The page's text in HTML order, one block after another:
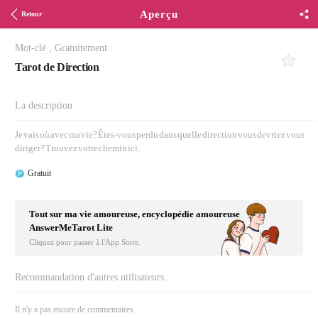
Retour Aperçu
Mot-clé , Gratuitement
Tarot de Direction
La description
Je vais où avec ma vie? Êtes-vous perdu dans quelle direction vous devriez vous
diriger? Trouvez votre chemin ici.
Gratuit
Tout sur ma vie amoureuse, encyclopédie amoureuse
AnswerMeTarot Lite
Cliquez pour passer à l'App Store.
Recommandation d'autres utilisateurs.
Il n'y a pas encore de commentaires